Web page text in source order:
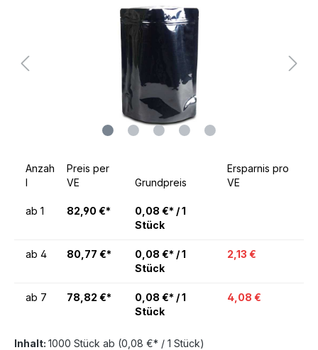
Anzah
l
Preis per
VE
Grundpreis
Ersparnis pro
VE
ab 1 82,90 €*
0,08 €* / 1
Stück
ab 4 80,77 €*
0,08 €* / 1
Stück
2,13 €
ab 7 78,82 €*
0,08 €* / 1
Stück
4,08 €
Inhalt: 1000 Stück ab (0,08 €* / 1 Stück)